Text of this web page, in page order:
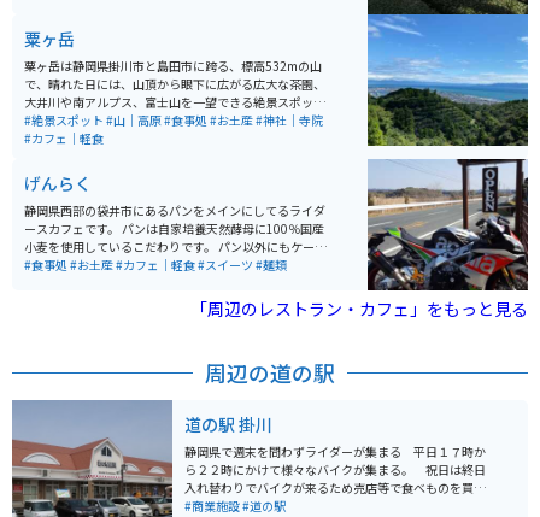
粟ヶ岳
粟ヶ岳は静岡県掛川市と島田市に跨る、標高532mの山
で、晴れた日には、山頂から眼下に広がる広大な茶園、
大井川や南アルプス、富士山を一望できる絶景スポット
です。また、約500本の桜が咲き誇る名所としても知ら
れ、春には多くの花見客で賑わいます。阿波々神社が山
有名です。頂上にはカフェもあり、景色を見ながらお茶
を楽しんだり、神社の御朱印も手に入れられます。秋の
シーズンには紅葉のトンネル中を車やバイクで走れるの
でオススメです。
#絶景スポット #山｜高原#食事処 #お土産#神社｜寺院
#カフェ｜軽食
げんらく
静岡県西部の袋井市にあるパンをメインにしてるライダ
ースカフェです。 パンは自家培養天然酵母に100％国産
小麦を使用しているこだわりです。 パン以外にもケーキ
やピラフ、ドリアが有り、どれも美味しいです。 店主も
り一人で行っても楽しめる空間です。 店内が広いわけで
は無いので、大人数（4人～）で行く場合は事前に連絡
#食事処 #お土産#カフェ｜軽食#スイーツ #麺類
「周辺のレストラン・カフェ」をもっと見る
周辺の道の駅
道の駅 掛川
静岡県で週末を問わずライダーが集まる 平日１７時か
ら２２時にかけて様々なバイクが集まる。 祝日は終日
入れ替わりでバイクが来るため売店等で食べものを買い
バイクを眺めながら休憩をしている方が多くいる。近く
#商業施設#道の駅